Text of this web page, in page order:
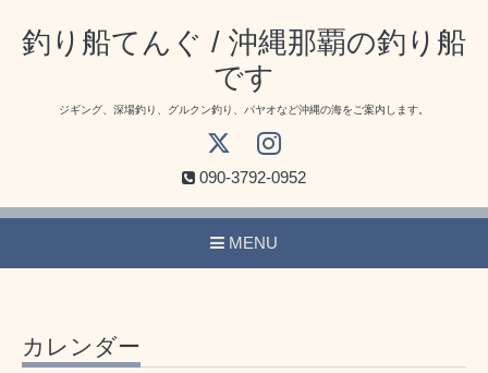
釣り船てんぐ / 沖縄那覇の釣り船
です
ジギング、深場釣り、グルクン釣り、パヤオなど沖縄の海をご案内します。
090-3792-0952
MENU
カレンダー